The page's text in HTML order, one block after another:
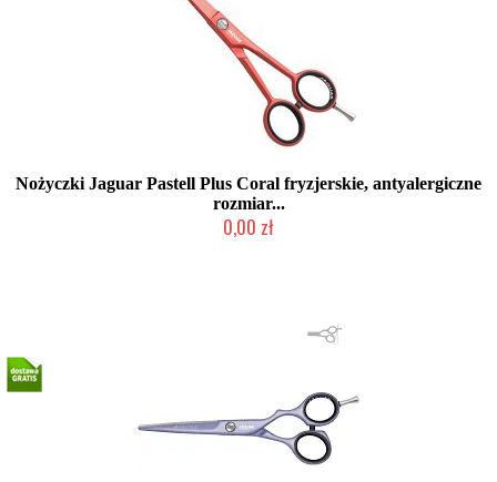
Nożyczki Jaguar Pastell Plus Coral fryzjerskie, antyalergiczne
rozmiar...
0,00 zł